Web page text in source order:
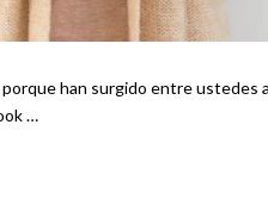
han surgido entre
…